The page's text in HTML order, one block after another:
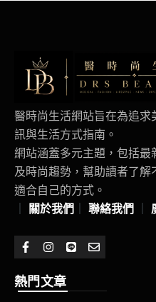
醫時尚生活網站旨在為追
訊與生活方式指南。
網站涵蓋多元主題，包括
及時尚趨勢，幫助讀者了
適合自己的方式。
關於我們 聯絡我們
熱門文章